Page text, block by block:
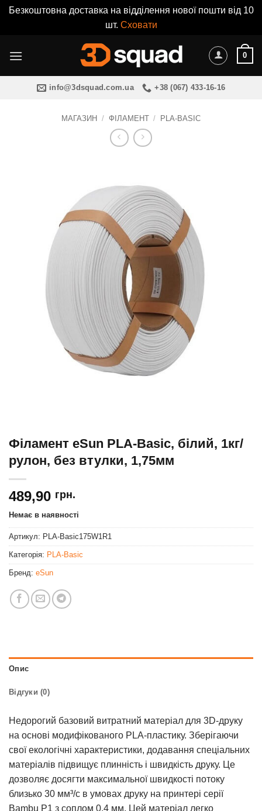
Безкоштовна доставка на відділення нової пошти від 10
шт. Сховати
0
info@3dsquad.com.ua +38 (067) 433-16-16
МАГАЗИН / ФІЛАМЕНТ / PLA-BASIC
Філамент eSun PLA-Basic, білий, 1кг/
рулон, без втулки, 1,75мм
489,90 грн.
Немає в наявності
Артикул: PLA-Basic175W1R1
Категорія: PLA-Basic
Бренд: eSun
Опис
Відгуки (0)
Недорогий базовий витратний матеріал для 3D-друку
на основі модифікованого PLA-пластику. Зберігаючи
свої екологічні характеристики, додавання спеціальних
матеріалів підвищує плинність і швидкість друку. Це
дозволяє досягти максимальної швидкості потоку
близько 30 мм³/с в умовах друку на принтері серії
Bambu P1 з соплом 0,4 мм. Цей матеріал легко